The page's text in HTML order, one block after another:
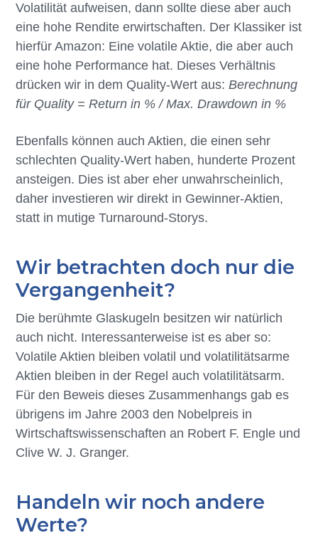
Volatilität aufweisen, dann sollte diese aber auch
eine hohe Rendite erwirtschaften. Der Klassiker ist
hierfür Amazon: Eine volatile Aktie, die aber auch
eine hohe Performance hat. Dieses Verhältnis
drücken wir in dem Quality-Wert aus:Berechnung
für Quality = Return in % / Max. Drawdown in %
Ebenfalls können auch Aktien, die einen sehr
schlechten Quality-Wert haben, hunderte Prozent
ansteigen. Dies ist aber eher unwahrscheinlich,
daher investieren wir direkt in Gewinner-Aktien,
statt in mutige Turnaround-Storys.
Wir betrachten doch nur die
Vergangenheit?
Die berühmte Glaskugeln besitzen wir natürlich
auch nicht. Interessanterweise ist es aber so:
Volatile Aktien bleiben volatil und volatilitätsarme
Aktien bleiben in der Regel auch volatilitätsarm.
Für den Beweis dieses Zusammenhangs gab es
übrigens im Jahre 2003 den Nobelpreis in
Wirtschaftswissenschaften an Robert F. Engle und
Clive W. J. Granger.
Handeln wir noch andere
Werte?